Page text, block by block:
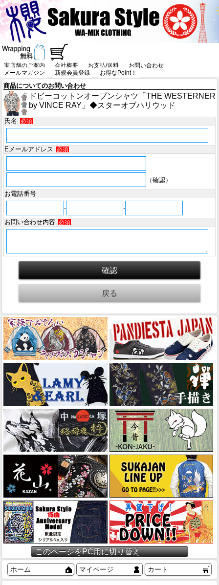
実店舗のご案内 会社概要 お支払/送料
お問い合わせ
メールマガジン
新規会員登録 お得なPoint！
商品についてのお問い合わせ
ドビーコットンオープンシャツ「THE WESTERNER
by VINCE RAY」◆スターオブハリウッド
氏名 必須
Eメールアドレス 必須
（確認）
お電話番号
-
-
お問い合わせ内容
必須
このページをPC用に切り替え
ホーム マイページ カート